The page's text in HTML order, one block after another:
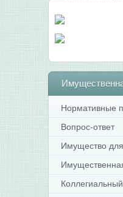
Нормативные
Вопрос-ответ
Имущество